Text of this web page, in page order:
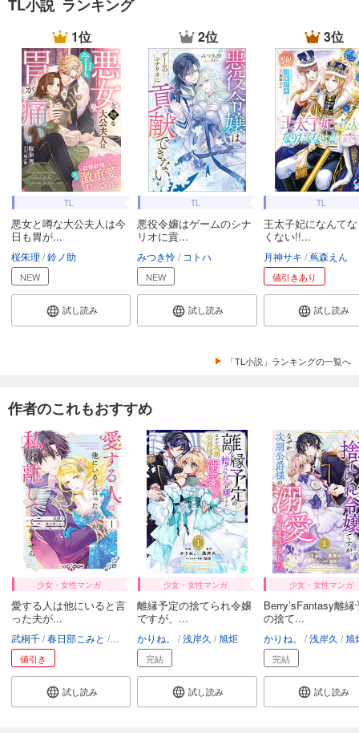
TL小説 ランキング
1位
TL
悪女と噂な大公夫人は今
日も胃が...
桜朱理 鈴ノ助
NEW
試し読み
2位
TL
悪役令嬢はゲームのシナ
リオに貢...
みつき怜 コトハ
NEW
試し読み
3位
TL
王太子妃になんて
くない!!...
月神サキ 蔦森えん
値引きあり
試し読み
「TL小説」ランキングの一覧へ
作者のこれもおすすめ
少女・女性マンガ
愛する人は他にいると言
った夫が...
武桐千 春日部こみと 炎かりよ
値引き
試し読み
少女・女性マンガ
離縁予定の捨てられ令嬢
ですが、...
かりね。 浅岸久 旭炬
完結
試し読み
少女・女性マンガ
Berry’sFantasy離縁
の捨て...
かりね。 浅岸久 旭
完結
試し読み